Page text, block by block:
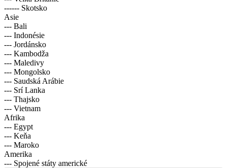
------ Skotsko
Asie
--- Bali
--- Indonésie
--- Jordánsko
--- Kambodža
--- Maledivy
--- Mongolsko
--- Saudská Arábie
--- Srí Lanka
--- Thajsko
--- Vietnam
Afrika
--- Egypt
--- Keňa
--- Maroko
Amerika
--- Spojené státy americké